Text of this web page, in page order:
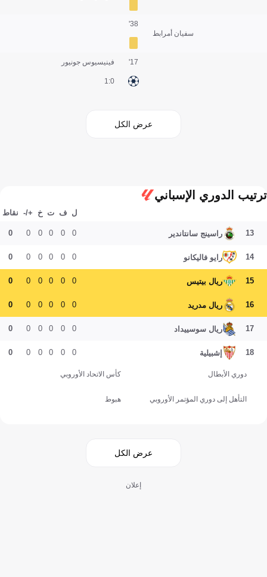
سفيان أمرابط
38'
فينيسيوس جونيور
0:1
17'
عرض الكل
ترتيب الدوري الإسباني
ل ف ت خ +/- نقاط
13 راسينج سانتاندير 0
0
0
0
0
0
14 رايو فاليكانو 0
0
0
0
0
0
15 ريال بيتيس 0
0
0
0
0
0
16 ريال مدريد 0
0
0
0
0
0
17 ريال سوسييداد 0
0
0
0
0
0
18 إشبيلية 0
0
0
0
0
0
دوري الأبطال كأس الاتحاد الأوروبي
التأهل إلى دوري المؤتمر الأوروبي هبوط
عرض الكل
إعلان